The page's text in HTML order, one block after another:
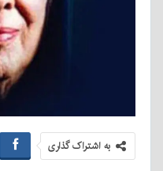
به اشتراک گذاری